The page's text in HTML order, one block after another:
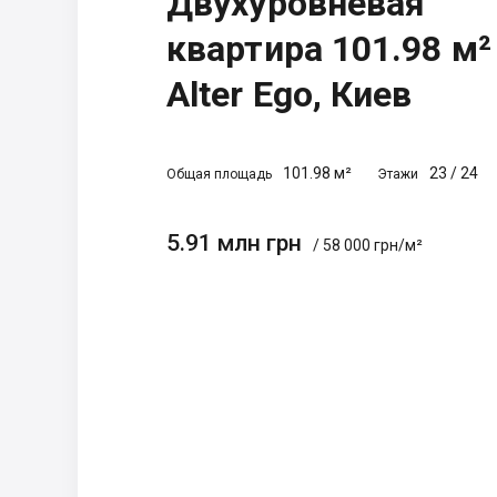
квартира 101.98
Alter Ego, Киев
Общая площадь 101.98 м² Этажи 23 /24
5.91 млн грн / 58 000 грн/м²